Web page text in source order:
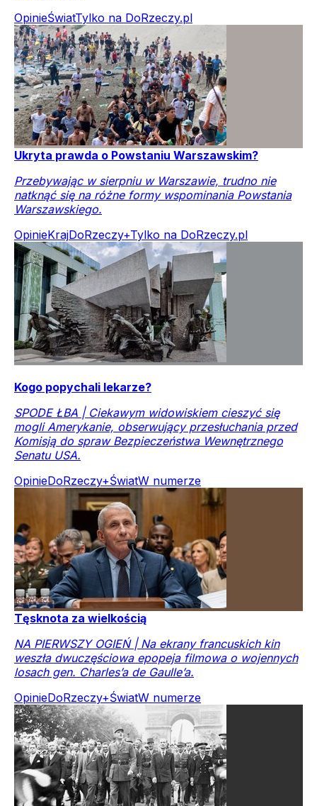
OpinieŚwiatTylko na DoRzeczy.pl
Ukryta prawda o Powstaniu Warszawskim?
Przebywając w sierpniu w Warszawie, trudno nie
natknąć się na różne formy wspominania Powstania
Warszawskiego.
OpinieKrajDoRzeczy+Tylko na DoRzeczy.pl
Kogo popychali lekarze?
SPODE ŁBA | Ciekawym widowiskiem cieszyć się
mogli Amerykanie, obserwujący przesłuchania przed
Komisją do spraw Bezpieczeństwa Wewnętrznego
Senatu USA.
OpinieDoRzeczy+ŚwiatW numerze
Tęsknota za wielkością
NA PIERWSZY OGIEŃ | Na ekrany francuskich kin
weszła dwuczęściowa epopeja filmowa o wojennych
losach gen. Charles’a de Gaulle’a.
OpinieDoRzeczy+ŚwiatW numerze